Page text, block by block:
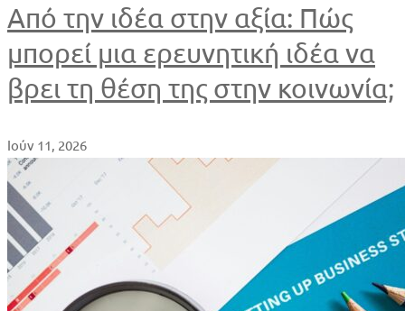
Από την ιδέα στην αξία: Πώς
μπορεί μια ερευνητική ιδέα να
βρει τη θέση της στην κοινωνία;
Ιούν 11, 2026